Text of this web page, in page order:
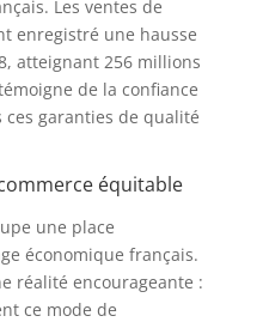
Les ventes de
enregistré une hausse
atteignant 256 millions
de la confiance
garanties de qualité
équitable
une place
économique français.
réalité encourageante :
ce mode de